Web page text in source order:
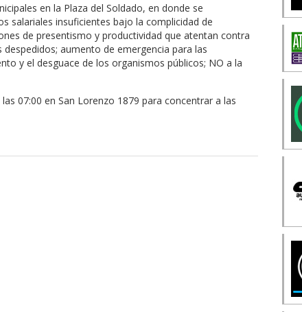
en la Plaza del Soldado, en donde se
salariales insuficientes bajo la complicidad de
de presentismo y productividad que atentan contra
aumento de emergencia para las
y el desguace de los organismos públicos; NO a la
07:00 en San Lorenzo 1879 para concentrar a las